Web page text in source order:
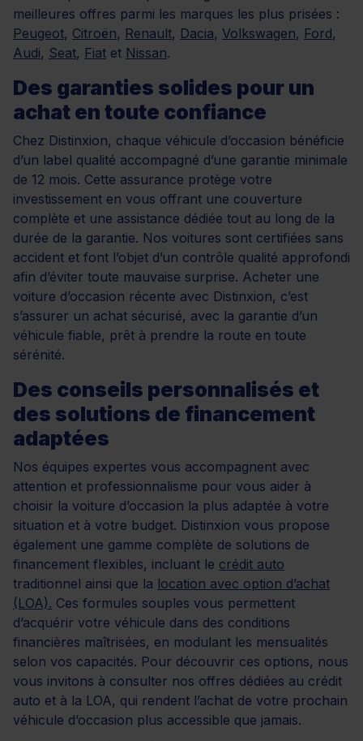
meilleures offres parmi les marques les plus prisées :
Peugeot, Citroën, Renault, Dacia, Volkswagen, Ford,
Audi, Seat, Fiat et Nissan.
Des garanties solides pour un
achat en toute confiance
Chez Distinxion, chaque véhicule d’occasion bénéficie
d’un label qualité accompagné d’une garantie minimale
de 12 mois. Cette assurance protège votre
investissement en vous offrant une couverture
complète et une assistance dédiée tout au long de la
durée de la garantie. Nos voitures sont certifiées sans
accident et font l’objet d’un contrôle qualité approfondi
afin d’éviter toute mauvaise surprise. Acheter une
voiture d’occasion récente avec Distinxion, c’est
s’assurer un achat sécurisé, avec la garantie d’un
véhicule fiable, prêt à prendre la route en toute
sérénité.
Des conseils personnalisés et
des solutions de financement
adaptées
Nos équipes expertes vous accompagnent avec
attention et professionnalisme pour vous aider à
choisir la voiture d’occasion la plus adaptée à votre
situation et à votre budget. Distinxion vous propose
également une gamme complète de solutions de
financement flexibles, incluant le crédit auto
traditionnel ainsi que la location avec option d’achat
(LOA). Ces formules souples vous permettent
d’acquérir votre véhicule dans des conditions
financières maîtrisées, en modulant les mensualités
selon vos capacités. Pour découvrir ces options, nous
vous invitons à consulter nos offres dédiées au crédit
auto et à la LOA, qui rendent l’achat de votre prochain
véhicule d’occasion plus accessible que jamais.